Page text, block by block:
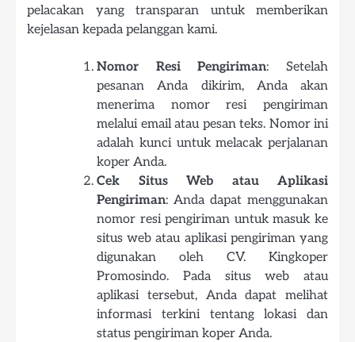
pelacakan yang transparan untuk memberikan
kejelasan kepada pelanggan kami.
Nomor Resi Pengiriman: Setelah
pesanan Anda dikirim, Anda akan
menerima nomor resi pengiriman
melalui email atau pesan teks. Nomor ini
adalah kunci untuk melacak perjalanan
koper Anda.
Cek Situs Web atau Aplikasi
Pengiriman: Anda dapat menggunakan
nomor resi pengiriman untuk masuk ke
situs web atau aplikasi pengiriman yang
digunakan oleh CV. Kingkoper
Promosindo. Pada situs web atau
aplikasi tersebut, Anda dapat melihat
informasi terkini tentang lokasi dan
status pengiriman koper Anda.